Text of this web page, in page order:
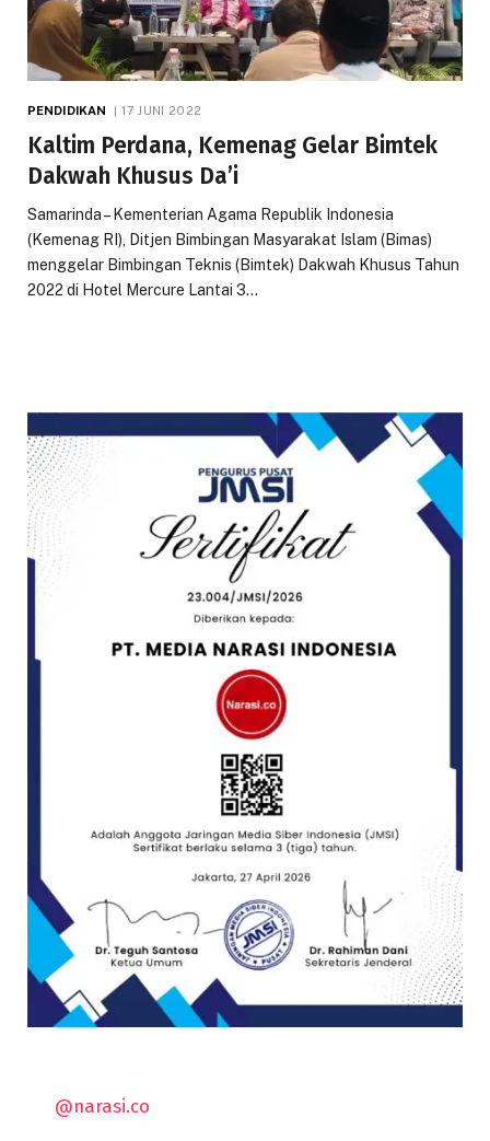
PENDIDIKAN 17 JUNI 2022
Kaltim Perdana, Kemenag Gelar Bimtek
Dakwah Khusus Da’i
Samarinda – Kementerian Agama Republik Indonesia
(Kemenag RI), Ditjen Bimbingan Masyarakat Islam (Bimas)
menggelar Bimbingan Teknis (Bimtek) Dakwah Khusus Tahun
2022 di Hotel Mercure Lantai 3…
@narasi.co